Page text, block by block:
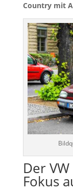
Country mit
Der
Fokus